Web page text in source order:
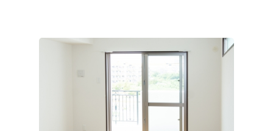
ที่พัก
สาระน่ารู้
VIDEO
ภาพประทับใจ